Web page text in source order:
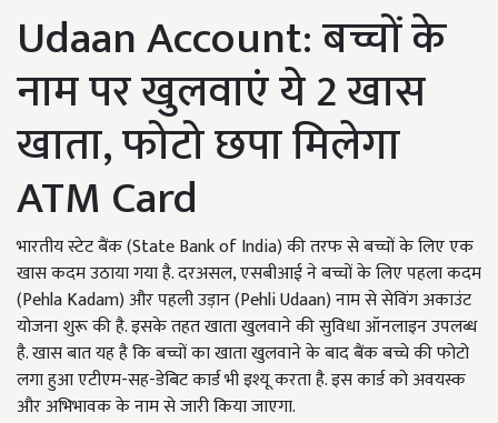
Udaan Account: बच्चों के
नाम पर खुलवाएं ये 2 खास
खाता, फोटो छपा मिलेगा
ATM Card
भारतीय स्टेट बैंक (State Bank of India) की तरफ से बच्चों के लिए एक
खास कदम उठाया गया है. दरअसल, एसबीआई ने बच्चों के लिए पहला कदम
(Pehla Kadam) और पहली उड़ान (Pehli Udaan) नाम से सेविंग अकाउंट
योजना शुरू की है. इसके तहत खाता खुलवाने की सुविधा ऑनलाइन उपलब्ध
है. खास बात यह है कि बच्चों का खाता खुलवाने के बाद बैंक बच्चे की फोटो
लगा हुआ एटीएम-सह-डेबिट कार्ड भी इश्यू करता है. इस कार्ड को अवयस्क
और अभिभावक के नाम से जारी किया जाएगा.